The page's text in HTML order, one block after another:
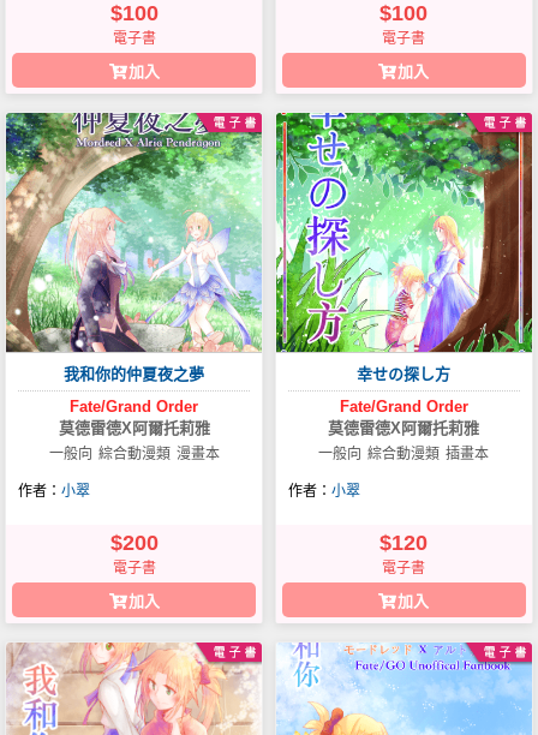
$100
電子書
加入
$100
電子書
加入
我和你的仲夏夜之夢
Fate/Grand Order
莫德雷德X阿爾托莉雅
一般向 綜合動漫類 漫畫本
作者：小翠
$200
電子書
加入
幸せの探し方
Fate/Grand Order
莫德雷德X阿爾托莉雅
一般向 綜合動漫類 插畫本
作者： 小翠
$120
電子書
加入